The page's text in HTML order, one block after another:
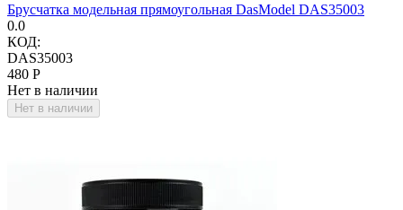
Брусчатка модельная прямоугольная DasModel DAS35003
0.0
КОД:
DAS35003
‍480‍ Р
Нет в наличии
Нет в наличии